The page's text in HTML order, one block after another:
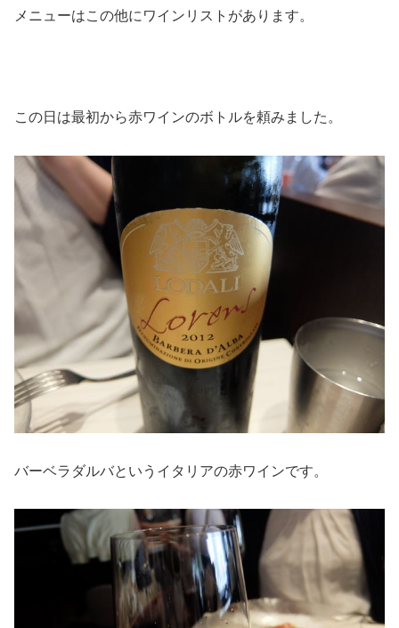
メニューはこの他にワインリストがあります。
この日は最初から赤ワインのボトルを頼みました。
バーベラダルバというイタリアの赤ワインです。